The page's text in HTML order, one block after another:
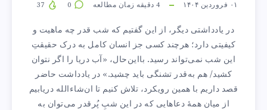
۰۱ فروردین ۱۴۰۴ 4 دقیقه زمان مطالعه 0
در یادداشتی دیگر، از این گفتیم که شب قدر چه ماهیت و
کیفیتی دارد؛ هرچند کسی جز انسان کامل به درک حقیقتِ
این شب نمی‌تواند رسید. با‌این‌حال، «آب دریا را اگر نتوان
کشید/ هم به‌قدر تشنگی باید چشید.» در یادداشت حاضر
قصد داریم با همین رویکرد، تلاش کنیم تا ان‌شاءالله دریابیم
از میان همهٔ دعاهایی که در این شبِ پُرقدر می‌توان به